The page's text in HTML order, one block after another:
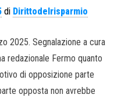
di Dirittodelrisparmio
2025. Segnalazione a cura
redazionale Fermo quanto
di opposizione parte
opposta non avrebbe